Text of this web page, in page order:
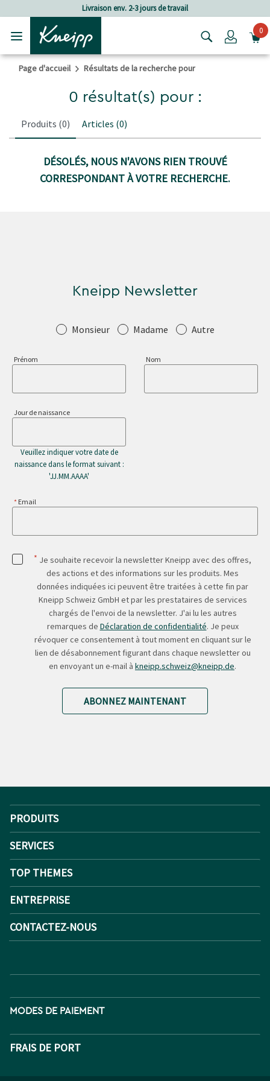
Passer au contenu principal
Passer au contenu du pied de page
Livraison env. 2-3 jours de travail
Login0
Page d'accueil Résultats de la recherche pour
0 résultat(s) pour :
Produits (0) Articles (0)
DÉSOLÉS, NOUS N'AVONS RIEN TROUVÉ
CORRESPONDANT À VOTRE RECHERCHE.
Kneipp Newsletter
SalutationMonsieur Madame Autre
Prénom Nom
Jour de naissance
Veuillez indiquer votre date de
naissance dans le format suivant :
'JJ.MM.AAAA'
Email
* Je souhaite recevoir la newsletter Kneipp avec des offres,
des actions et des informations sur les produits. Mes
données indiquées ici peuvent être traitées à cette fin par
Kneipp Schweiz GmbH et par les prestataires de services
chargés de l'envoi de la newsletter. J'ai lu les autres
remarques de Déclaration de confidentialité. Je peux
révoquer ce consentement à tout moment en cliquant sur le
lien de désabonnement figurant dans chaque newsletter ou
en envoyant un e-mail à kneipp.schweiz@kneipp.de.
ABONNEZ MAINTENANT
PRODUITS
SERVICES
TOP THEMES
ENTREPRISE
CONTACTEZ-NOUS
MODES DE PAIEMENT
FRAIS DE PORT